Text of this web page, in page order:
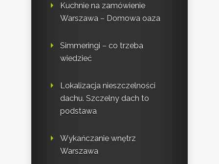
Kuchnie na zamówienie
Warszawa – Domowa oaza
Simmeringi – co trzeba
wiedzieć
Lokalizacja nieszczelności
dachu. Szczelny dach to
podstawa
Wykańczanie wnętrz
Warszawa